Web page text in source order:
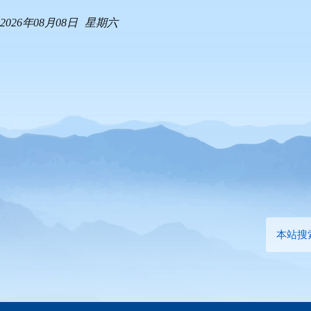
2026年08月08日 星期六
本站搜